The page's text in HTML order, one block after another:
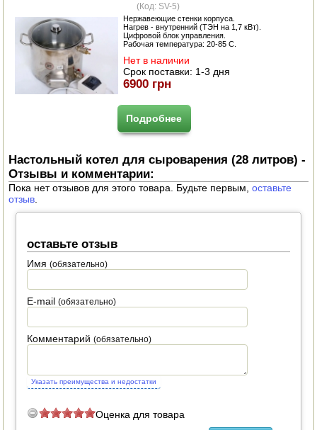
(Код: SV-5)
Нержавеющие стенки корпуса.
Нагрев - внутренний (ТЭН на 1,7 кВт).
Цифровой блок управления.
Рабочая температура: 20-85 С.
Нет в наличии
Срок поставки: 1-3 дня
6900 грн
Подробнее
Настольный котел для сыроварения (28 литров) -
Отзывы и комментарии:
Пока нет отзывов для этого товара. Будьте первым,оставьте
отзыв
оставьте отзыв
Имя(обязательно)
E-mail(обязательно)
Комментарий(обязательно)
Указать преимущества и недостатки
Оценка для товара